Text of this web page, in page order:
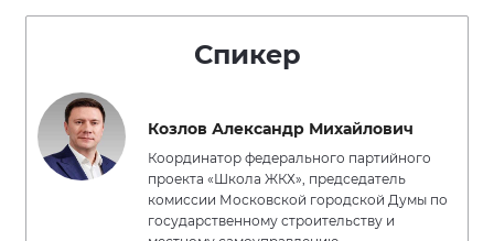
Спикер
Козлов Александр Михайлович
Координатор федерального партийного
проекта «Школа ЖКХ», председатель
комиссии Московской городской Думы по
государственному строительству и